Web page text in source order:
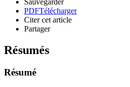
PDFTélécharger
Citer cet article
Partager
Résumés
Résumé